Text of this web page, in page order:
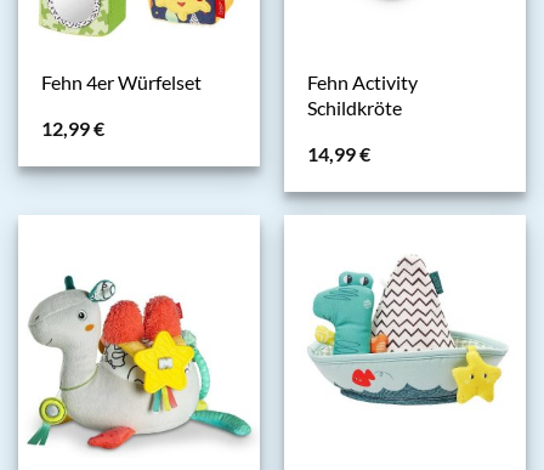
Fehn 4er Würfelset
12,99€
Fehn Activity
Schildkröte
14,99€